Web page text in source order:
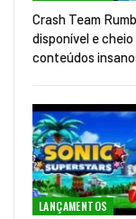
Crash Team
disponível e cheio
conteúdos
LANÇAMENTOS